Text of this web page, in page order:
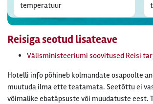
temperatuur
Reisiga seotud lisateave
Välisministeeriumi soovitused Reisi
Hotelli info põhineb kolmandate osapoolte
muutuda ilma ette teatamata. Seetõttu ei
võimalike ebatäpsuste või muudatuste eest.